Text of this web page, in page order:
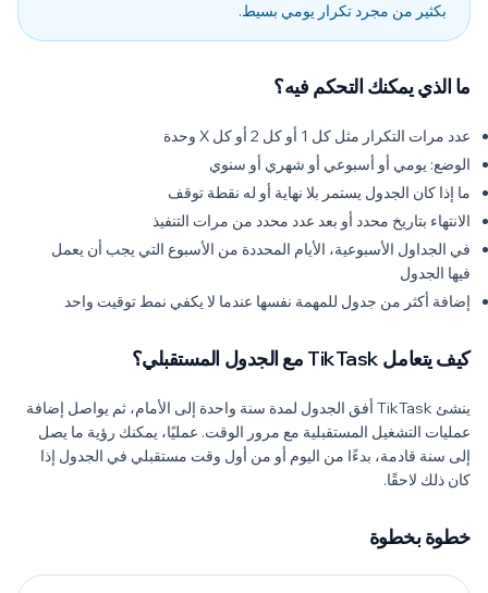
بكثير من مجرد تكرار يومي بسيط.
ما الذي يمكنك التحكم فيه؟
عدد مرات التكرار مثل كل 1 أو كل 2 أو كل X وحدة
الوضع: يومي أو أسبوعي أو شهري أو سنوي
ما إذا كان الجدول يستمر بلا نهاية أو له نقطة توقف
الانتهاء بتاريخ محدد أو بعد عدد محدد من مرات التنفيذ
في الجداول الأسبوعية، الأيام المحددة من الأسبوع التي يجب أن يعمل
فيها الجدول
إضافة أكثر من جدول للمهمة نفسها عندما لا يكفي نمط توقيت واحد
كيف يتعامل TikTask مع الجدول المستقبلي؟
ينشئ TikTask أفق الجدول لمدة سنة واحدة إلى الأمام، ثم يواصل إضافة
عمليات التشغيل المستقبلية مع مرور الوقت. عمليًا، يمكنك رؤية ما يصل
إلى سنة قادمة، بدءًا من اليوم أو من أول وقت مستقبلي في الجدول إذا
كان ذلك لاحقًا.
خطوة بخطوة